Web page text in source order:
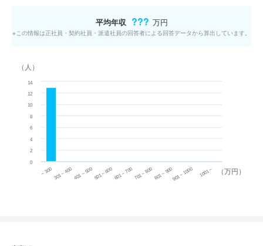
平均年収 ??? 万円
※この情報は正社員・契約社員・派遣社員の回答者による回答データから算出しています。
（万円）
（人）
~ 300 301 ~ 400 401 ~ 500501 ~ 600601 ~ 700701 ~ 800801 ~ 900901 ~ 1000 1001 ~
0
2
4
6
8
10
12
14